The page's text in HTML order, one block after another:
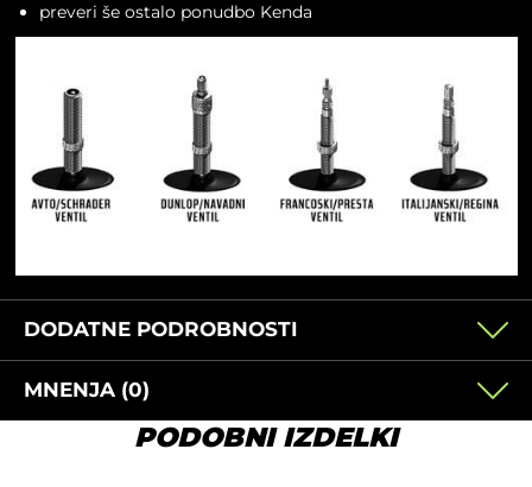
preveri še ostalo ponudbo Kenda
DODATNE PODROBNOSTI
MNENJA (0)
PODOBNI IZDELKI